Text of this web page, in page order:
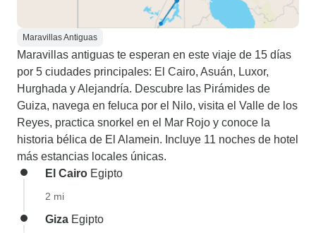
Maravillas Antiguas
Maravillas antiguas te esperan en este viaje de 15 días
por 5 ciudades principales: El Cairo, Asuán, Luxor,
Hurghada y Alejandría. Descubre las Pirámides de
Guiza, navega en feluca por el Nilo, visita el Valle de los
Reyes, practica snorkel en el Mar Rojo y conoce la
historia bélica de El Alamein. Incluye 11 noches de hotel
más estancias locales únicas.
El Cairo Egipto
2 mi
Giza Egipto